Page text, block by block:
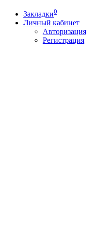
Закладки0
Личный кабинет
Авторизация
Регистрация